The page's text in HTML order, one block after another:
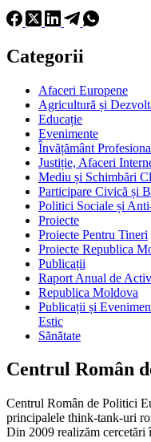
Categorii
Afaceri Europene
Agricultură și
Educație
Evenimente
Învățământ
Justiție, Afaceri
Mediu și Schimbări
Participare Civică și
Politici Sociale și
Proiecte
Proiecte Pentru Tineri
Proiecte Republica
Publicații
Raport Anual de
Republica Moldova
Publicații și
Estic
Sănătate
Centrul Român
Centrul Român de Politici
principalele think-tank-uri
Din 2009 realizăm